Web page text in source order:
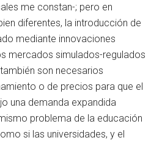
me constan-; pero en
diferentes, la introducción de
mediante innovaciones
mercados simulados-regulados
son necesarios
o de precios para que el
una demanda expandida
problema de la educación
si las universidades, y el